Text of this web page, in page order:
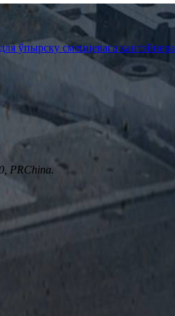
ўпырску смеццевага кантэйнера
PRChina.